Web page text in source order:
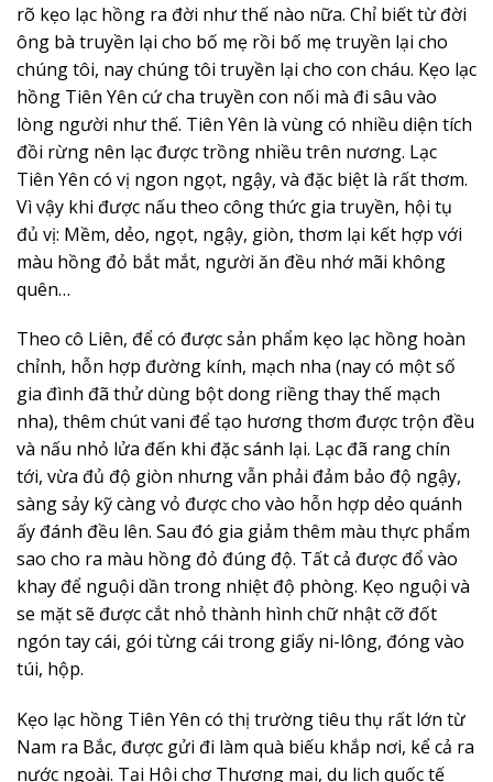
rõ kẹo lạc hồng ra đời như thế nào nữa. Chỉ biết từ đời
ông bà truyền lại cho bố mẹ rồi bố mẹ truyền lại cho
chúng tôi, nay chúng tôi truyền lại cho con cháu. Kẹo lạc
hồng Tiên Yên cứ cha truyền con nối mà đi sâu vào
lòng người như thế. Tiên Yên là vùng có nhiều diện tích
đồi rừng nên lạc được trồng nhiều trên nương. Lạc
Tiên Yên có vị ngon ngọt, ngậy, và đặc biệt là rất thơm.
Vì vậy khi được nấu theo công thức gia truyền, hội tụ
đủ vị: Mềm, dẻo, ngọt, ngậy, giòn, thơm lại kết hợp với
màu hồng đỏ bắt mắt, người ăn đều nhớ mãi không
quên…
Theo cô Liên, để có được sản phẩm kẹo lạc hồng hoàn
chỉnh, hỗn hợp đường kính, mạch nha (nay có một số
gia đình đã thử dùng bột dong riềng thay thế mạch
nha), thêm chút vani để tạo hương thơm được trộn đều
và nấu nhỏ lửa đến khi đặc sánh lại. Lạc đã rang chín
tới, vừa đủ độ giòn nhưng vẫn phải đảm bảo độ ngậy,
sàng sảy kỹ càng vỏ được cho vào hỗn hợp dẻo quánh
ấy đánh đều lên. Sau đó gia giảm thêm màu thực phẩm
sao cho ra màu hồng đỏ đúng độ. Tất cả được đổ vào
khay để nguội dần trong nhiệt độ phòng. Kẹo nguội và
se mặt sẽ được cắt nhỏ thành hình chữ nhật cỡ đốt
ngón tay cái, gói từng cái trong giấy ni-lông, đóng vào
túi, hộp.
Kẹo lạc hồng Tiên Yên có thị trường tiêu thụ rất lớn từ
Nam ra Bắc, được gửi đi làm quà biếu khắp nơi, kể cả ra
nước ngoài. Tại Hội chợ Thương mại, du lịch quốc tế